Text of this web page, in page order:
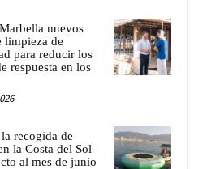
nuevos
limpieza de
para reducir los
respuesta en los
recogida de
la Costa del Sol
al mes de junio